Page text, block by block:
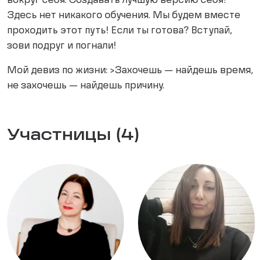
Здесь нет никакого обучения. Мы будем вместе
проходить этот путь! Если ты готова? Вступай,
зови подруг и погнали!
Мой девиз по жизни: >Захочешь — найдешь время,
не захочешь — найдешь причину.
Участницы (4)